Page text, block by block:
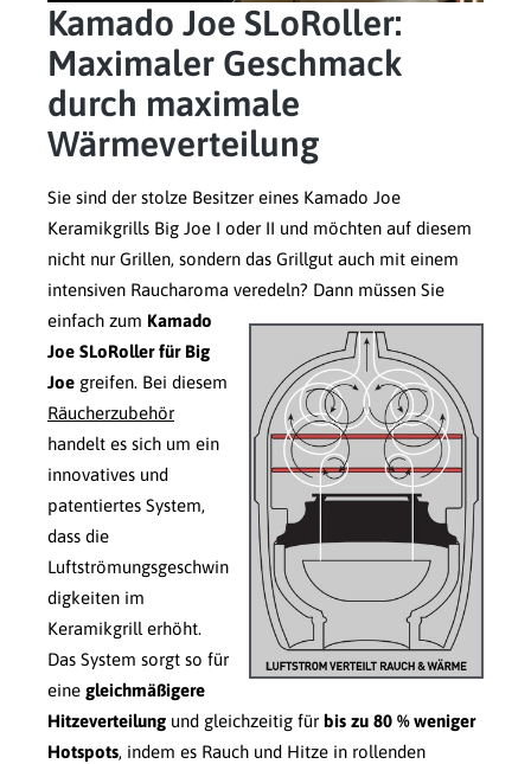
Kamado Joe SLoRoller:
Maximaler Geschmack
durch maximale
Wärmeverteilung
Sie sind der stolze Besitzer eines Kamado Joe
Keramikgrills Big Joe I oder II und möchten auf diesem
nicht nur Grillen, sondern das Grillgut auch mit einem
intensiven Raucharoma veredeln? Dann müssen Sie
einfach zum Kamado
Joe SLoRoller für Big
Joe greifen. Bei diesem
Räucherzubehör
handelt es sich um ein
innovatives und
patentiertes System,
dass die
Luftströmungsgeschwin
digkeiten im
Keramikgrill erhöht.
Das System sorgt so für
eine gleichmäßigere
Hitzeverteilung und gleichzeitig für bis zu 80 % weniger
Hotspots, indem es Rauch und Hitze in rollenden